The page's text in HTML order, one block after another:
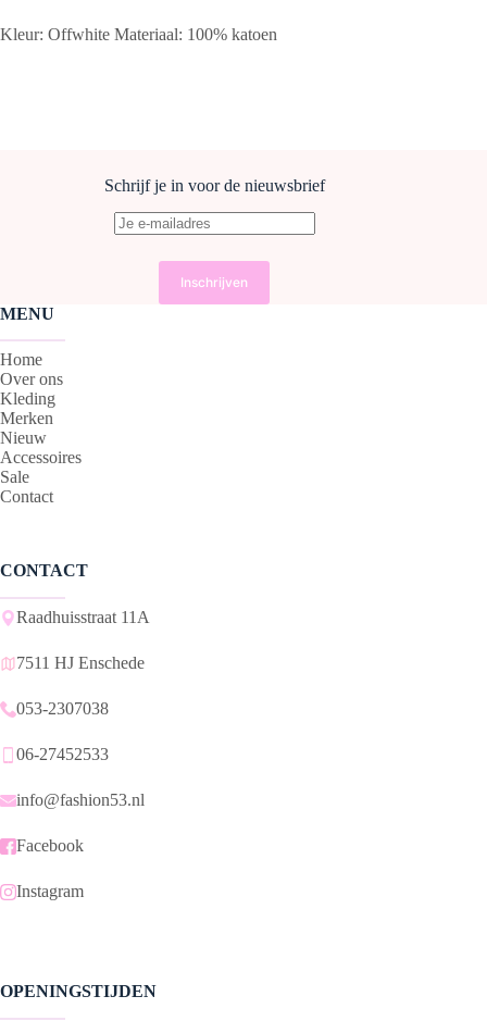
Kleur: Offwhite Materiaal: 100% katoen
Schrijf je in voor de nieuwsbrief
MENU
Home
Over ons
Kleding
Merken
Nieuw
Accessoires
Sale
Contact
CONTACT
Raadhuisstraat 11A
7511 HJ Enschede
053-2307038
06-27452533
info@fashion53.nl
Facebook
Instagram
OPENINGSTIJDEN